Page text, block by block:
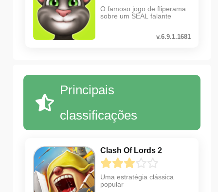
O famoso jogo de fliperama
sobre um SEAL falante
v.6.9.1.1681
Principais
classificações
Clash Of Lords 2
Uma estratégia clássica
popular